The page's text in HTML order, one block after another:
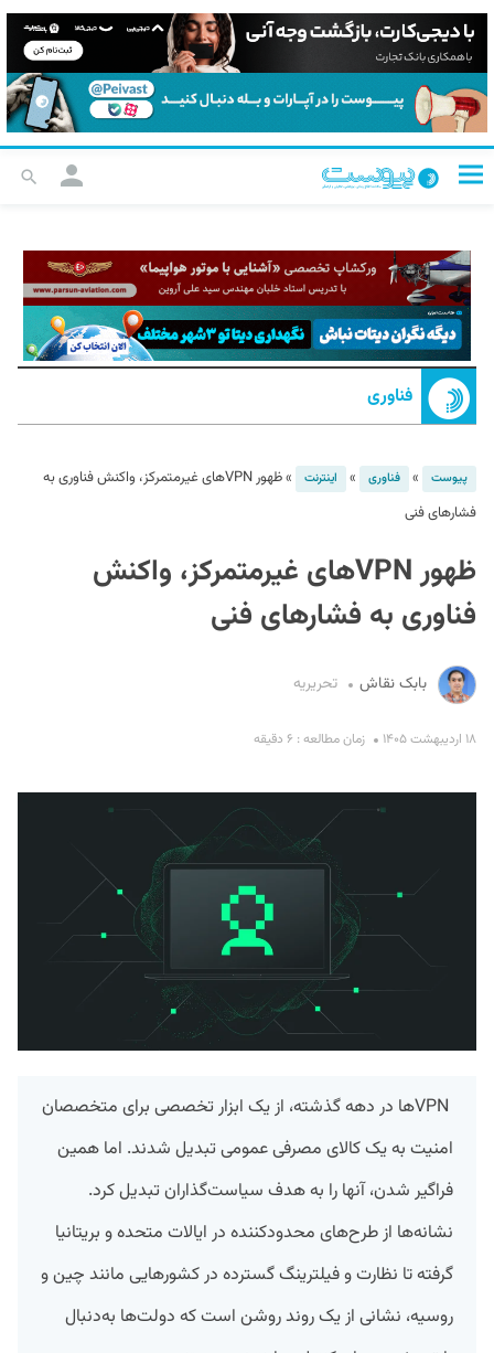
فناوری
پیوست » فناوری » اینترنت »
ظهور VPNهای غیرمتمرکز، واکنش فناوری به
فشارهای فنی
ظهور VPNهای غیرمتمرکز، واکنش
فناوری به فشارهای فنی
بابک نقاش تحریریه
۱۸ اردیبهشت ۱۴۰۵ زمان مطالعه : ۶ دقیقه
VPNها در دهه گذشته، از یک ابزار تخصصی برای متخصصان
امنیت به یک کالای مصرفی عمومی تبدیل شدند. اما همین
فراگیر شدن، آنها را به هدف سیاست‌گذاران تبدیل کرد.
نشانه‌ها از طرح‌های محدودکننده در ایالات متحده و بریتانیا
گرفته تا نظارت و فیلترینگ گسترده در کشورهایی مانند چین و
روسیه، نشانی از یک روند روشن است که دولت‌ها به‌دنبال